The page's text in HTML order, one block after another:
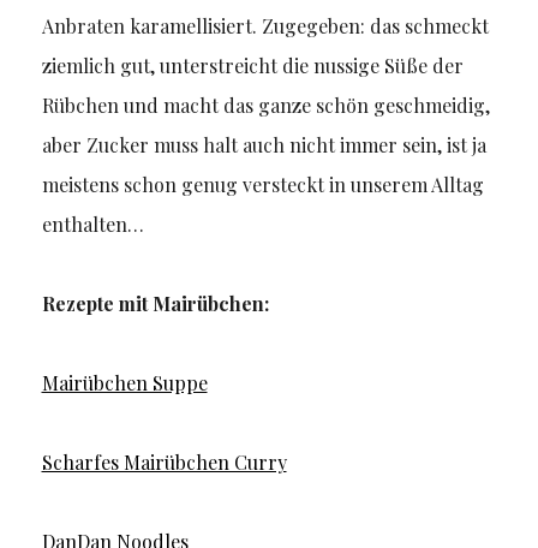
Anbraten karamellisiert. Zugegeben: das schmeckt
ziemlich gut, unterstreicht die nussige Süße der
Rübchen und macht das ganze schön geschmeidig,
aber Zucker muss halt auch nicht immer sein, ist ja
meistens schon genug versteckt in unserem Alltag
enthalten…
Rezepte mit Mairübchen:
Mairübchen Suppe
Scharfes Mairübchen Curry
DanDan Noodles